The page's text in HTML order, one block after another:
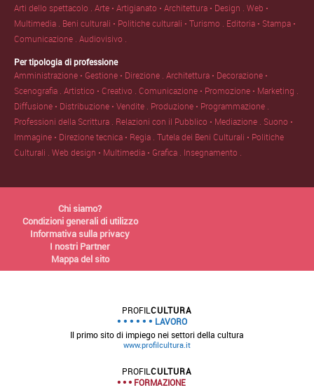
Arti dello spettacolo .Arte • Artigianato • Architettura • Design .Web •
Multimedia . Beni culturali • Politiche culturali • Turismo . Editoria • Stampa •
Comunicazione .Audiovisivo .
Per tipologia di professione
Amministrazione • Gestione • Direzione .Architettura • Decorazione •
Scenografia .Artistico • Creativo .Comunicazione • Promozione • Marketing .
Diffusione • Distribuzione • Vendite . Produzione • Programmazione .
Professioni della Scrittura . Relazioni con il Pubblico • Mediazione . Suono •
Immagine • Direzione tecnica • Regia .Tutela dei Beni Culturali • Politiche
Culturali .Web design • Multimedia • Grafica . Insegnamento .
Chi siamo?
Condizioni generali di utilizzo
Informativa sulla privacy
I nostri Partner
Mappa del sito
PROFILCULTURA
LAVORO
Il primo sito di impiego nei settori della cultura
www.profilcultura.it
PROFILCULTURA
FORMAZIONE